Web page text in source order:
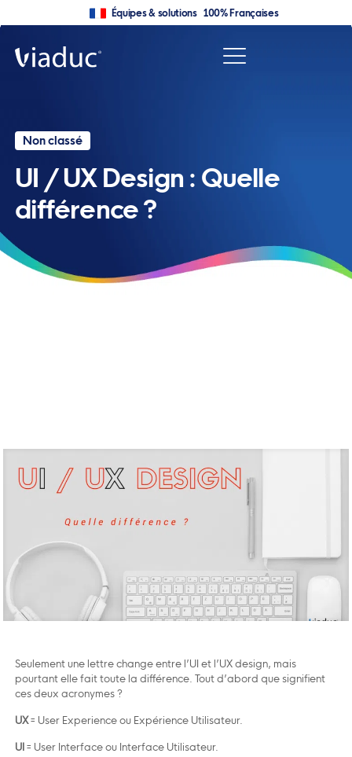
Équipes & solutions 100% Françaises
Non classé
UI / UX Design : Quelle
différence ?
Seulement une lettre change entre l’UI et l’UX design, mais
pourtant elle fait toute la différence. Tout d’abord que signifient
ces deux acronymes ?
UX= User Experience ou Expérience Utilisateur.
UI= User Interface ou Interface Utilisateur.